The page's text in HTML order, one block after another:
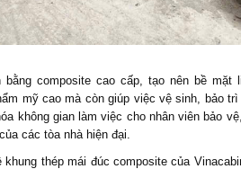
composite cao cấp, tạo nên bề
mỹ cao mà còn giúp việc vệ sinh, bảo
không gian làm việc cho nhân viên bảo
các tòa nhà hiện đại.
thép mái đúc composite của